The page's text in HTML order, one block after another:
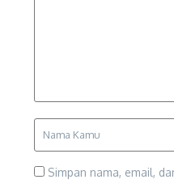
Simpan nama, email,